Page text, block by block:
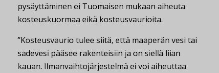
pysäyttäminen ei Tuomaisen mukaan aiheuta
kosteuskuormaa eikä kosteusvaurioita.
”Kosteusvaurio tulee siitä, että maaperän vesi tai
sadevesi pääsee rakenteisiin ja on siellä liian
kauan. Ilmanvaihtojärjestelmä ei voi aiheuttaa